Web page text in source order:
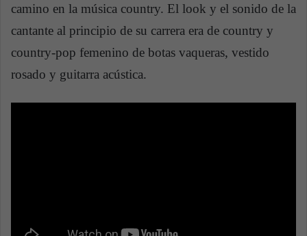
camino en la música country. El look y el sonido de la
cantante al principio de su carrera era de country y
country-pop femenino de botas vaqueras, vestido
rosado y guitarra acústica.